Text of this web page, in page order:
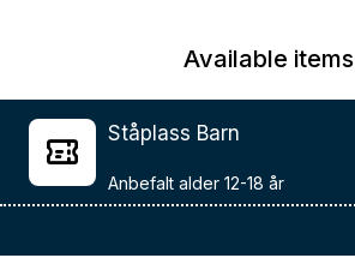
Available items
Ståplass Barn